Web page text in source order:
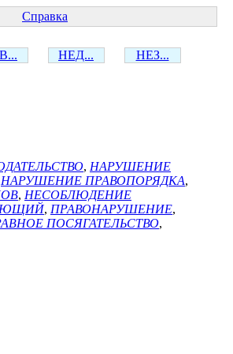
Справка
НЕД...
НЕЗ...
, НАРУШЕНИЕ
НАРУШЕНИЕ ПРАВОПОРЯДКА,
, НЕСОБЛЮДЕНИЕ
, ПРАВОНАРУШЕНИЕ,
ПОСЯГАТЕЛЬСТВО,